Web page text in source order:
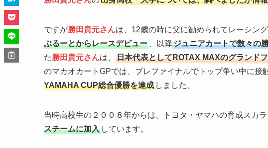
ですが勝田貴元さんは、12歳の時に父に勧められてレーシン
ぶるーとからレースデビュー 、以降ジュニアカートで数々の
た勝田貴元さんは、 日本代表としてROTAX MAXのグランド
のマカオカートGPでは、プレファイナルでトップ争い中に接
YAMAHA CUP総合優勝を達成 しました。
当時高校生の２００８年からは、トヨタ・ヤマハの育成スカ
スチームに加入 しています。